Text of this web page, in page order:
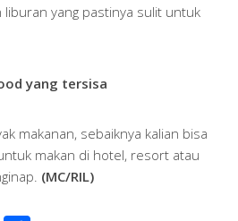
yang pastinya sulit untuk
yang tersisa
makanan, sebaiknya kalian bisa
makan di hotel, resort atau
(MC/RIL)